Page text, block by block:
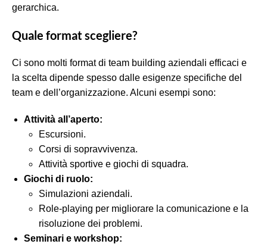
gerarchica.
Quale format scegliere?
Ci sono molti format di team building aziendali efficaci e
la scelta dipende spesso dalle esigenze specifiche del
team e dell’organizzazione. Alcuni esempi sono:
Attività all’aperto:
Escursioni.
Corsi di sopravvivenza.
Attività sportive e giochi di squadra.
Giochi di ruolo:
Simulazioni aziendali.
Role-playing per migliorare la comunicazione e la
risoluzione dei problemi.
Seminari e workshop: